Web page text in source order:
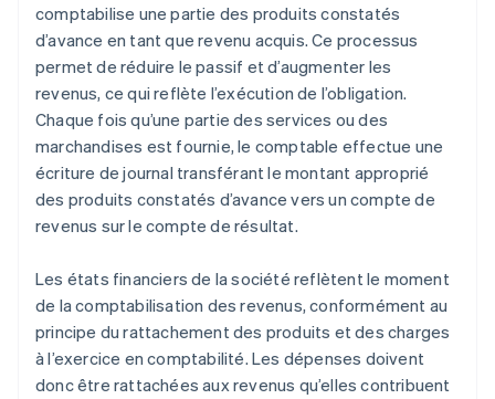
comptabilise une partie des produits constatés
d’avance en tant que revenu acquis. Ce processus
permet de réduire le passif et d’augmenter les
revenus, ce qui reflète l’exécution de l’obligation.
Chaque fois qu’une partie des services ou des
marchandises est fournie, le comptable effectue une
écriture de journal transférant le montant approprié
des produits constatés d’avance vers un compte de
revenus sur le compte de résultat.
Les états financiers de la société reflètent le moment
de la comptabilisation des revenus, conformément au
principe du rattachement des produits et des charges
à l’exercice en comptabilité. Les dépenses doivent
donc être rattachées aux revenus qu’elles contribuent